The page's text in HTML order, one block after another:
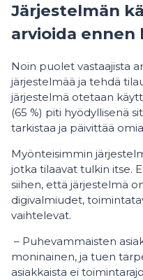
Järjestelmän
arvioida
Noin puolet vastaajista
järjestelmää ja tehdä
järjestelmä otetaan
(65 %) piti hyödyllisenä
tarkistaa ja päivittää
Myönteisimmin
jotka tilaavat tulkin itse.
siihen, että järjestelmä
digivalmiudet,
vaihtelevat.
– Puhevammaisten
moninainen, ja tuen
asiakkaista ei